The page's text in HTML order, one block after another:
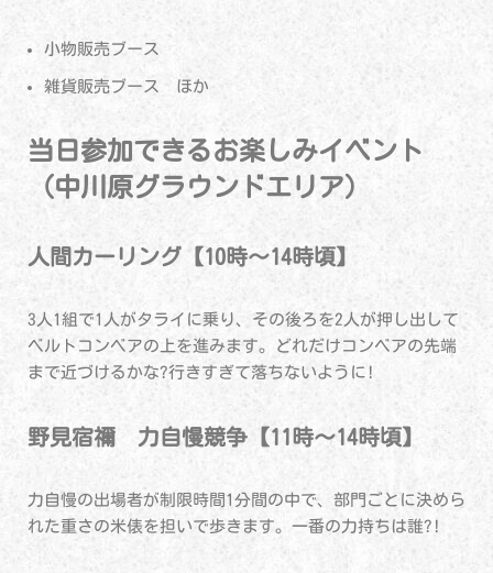
小物販売ブース
雑貨販売ブース ほか
当日参加できるお楽しみイベント
（中川原グラウンドエリア）
人間カーリング【10時～14時頃】
3人1組で1人がタライに乗り、その後ろを2人が押し出して
ベルトコンベアの上を進みます。どれだけコンベアの先端
まで近づけるかな?行きすぎて落ちないように!
野見宿禰 力自慢競争【11時～14時頃】
力自慢の出場者が制限時間1分間の中で、部門ごとに決めら
れた重さの米俵を担いで歩きます。一番の力持ちは誰?!